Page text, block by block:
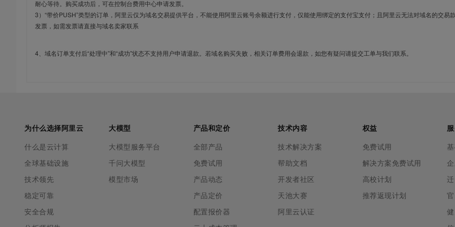
耐心等待。购买成功后，可在控制台费用中心申请发票。
3）“带价PUSH”类型的订单，阿里云仅为域名交易提供平台，不能使用阿里云账号余额进行支付，仅能使用绑定的支付宝支付；且阿里云无法对域名的交易
发票，如需发票请直接与域名卖家联系
4、域名订单支付后“处理中”和“成功”状态不支持用户申请退款。若域名购买失败，相关订单费用会退款，如您有疑问请提交工单与我们联系。